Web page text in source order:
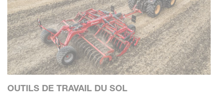
OUTILS DE TRAVAIL DU SOL